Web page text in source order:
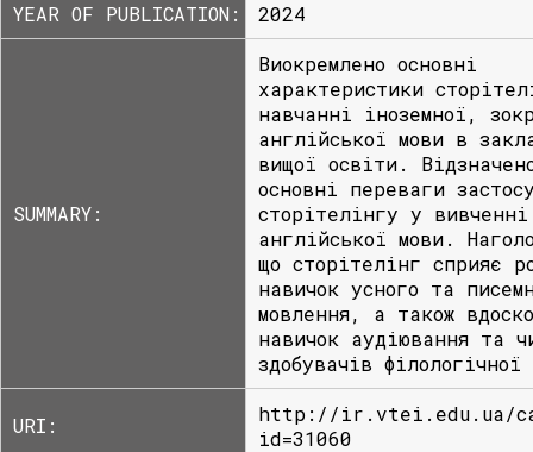
YEAR OF PUBLICATION:
2024
SUMMARY:
Виокремлено основні
характеристики
навчанні іноземної,
англійської мови в
вищої освіти.
основні переваги
сторітелінгу у вивченні
англійської мови.
що сторітелінг сприяє
навичок усного та
мовлення, а також
навичок аудіювання та
здобувачів
URI:
http://ir.vtei.edu.ua/
id=31060